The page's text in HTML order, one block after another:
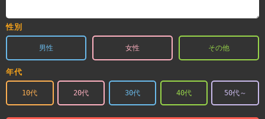
性別
男性 女性 その他
年代
10代 20代 30代 40代 50代～